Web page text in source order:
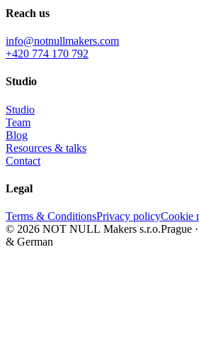
Reach us
info@notnullmakers.com
+420 774 170 792
Studio
Studio
Team
Blog
Resources & talks
Contact
Legal
Terms & ConditionsPrivacy policyCookie
© 2026 NOT NULL Makers s.r.o.Prague
& German